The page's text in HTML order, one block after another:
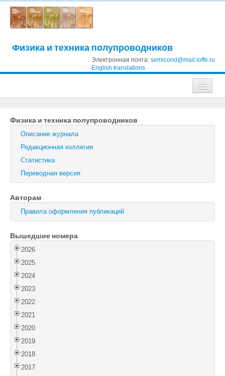
Физика и техника полупроводников
Электронная почта: semicond@mail.ioffe.ru
English translations
Журнал технической физики
Письма в Журнал технической физики
Физика твердого тела
Физика и техника полупроводников
Оптика и спектроскопия
Поиск
Войти
Физика и техника полупроводников
Описание журнала
Редакционная коллегия
Статистика
Переводная версия
Авторам
Правила оформления публикаций
Вышедшие номера
2026
2025
2024
2023
2022
2021
2020
2019
2018
2017